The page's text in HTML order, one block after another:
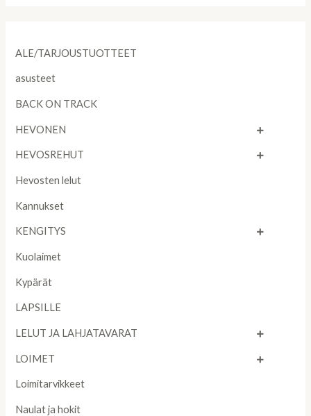
ALE/TARJOUSTUOTTEET
asusteet
BACK ON TRACK
HEVONEN
HEVOSREHUT
Hevosten lelut
Kannukset
KENGITYS
Kuolaimet
Kypärät
LAPSILLE
LELUT JA LAHJATAVARAT
LOIMET
Loimitarvikkeet
Naulat ja hokit